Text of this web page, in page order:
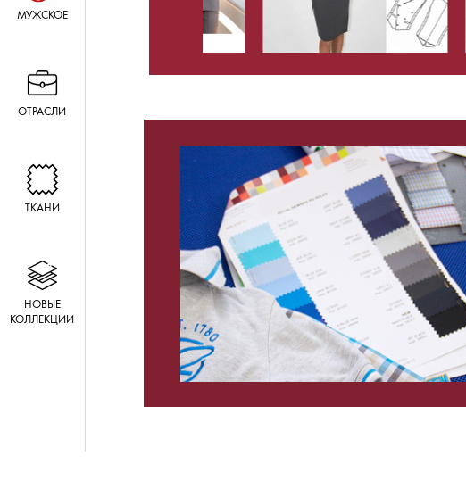
МУЖСКОЕ
ОТРАСЛИ
ТКАНИ
НОВЫЕ
КОЛЛЕКЦИИ